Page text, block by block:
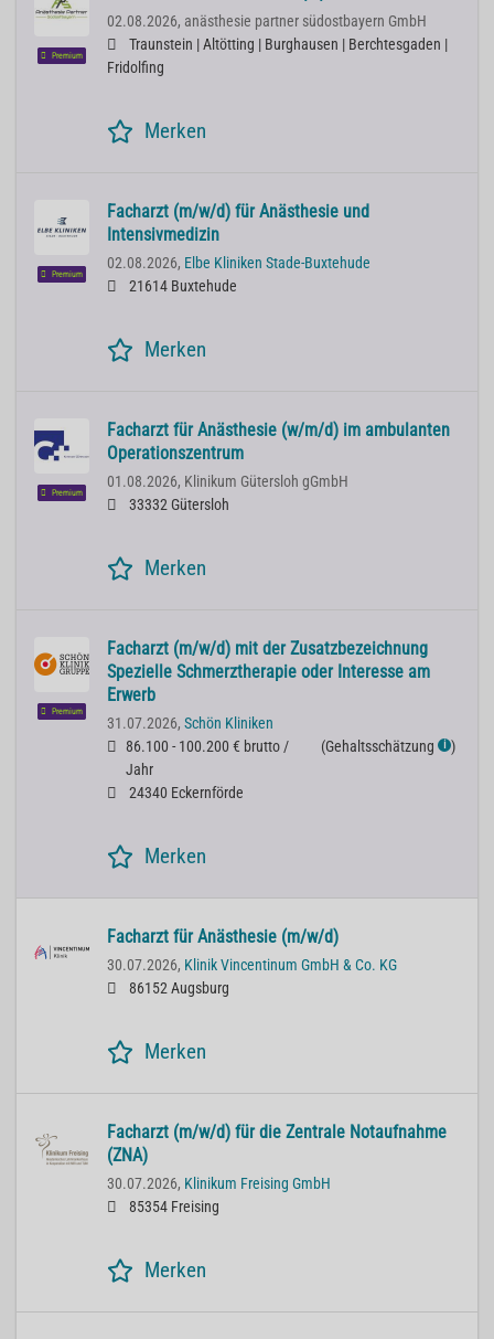
Premium
02.08.2026, anästhesie partner südostbayern GmbH
Traunstein | Altötting | Burghausen | Berchtesgaden |
Fridolfing
Merken
Premium
Facharzt (m/w/d) für Anästhesie und
Intensivmedizin
02.08.2026, Elbe Kliniken Stade-Buxtehude
21614 Buxtehude
Merken
Premium
Facharzt für Anästhesie (w/m/d) im ambulanten
Operationszentrum
01.08.2026, Klinikum Gütersloh gGmbH
33332 Gütersloh
Merken
Premium
Facharzt (m/w/d) mit der Zusatzbezeichnung
Spezielle Schmerztherapie oder Interesse am
Erwerb
31.07.2026, Schön Kliniken
86.100 - 100.200 € brutto /
Jahr
(Gehaltsschätzung ℹ )
24340 Eckernförde
Merken
Facharzt für Anästhesie (m/w/d)
30.07.2026, Klinik Vincentinum GmbH & Co. KG
86152 Augsburg
Merken
Facharzt (m/w/d) für die Zentrale Notaufnahme
(ZNA)
30.07.2026, Klinikum Freising GmbH
85354 Freising
Merken